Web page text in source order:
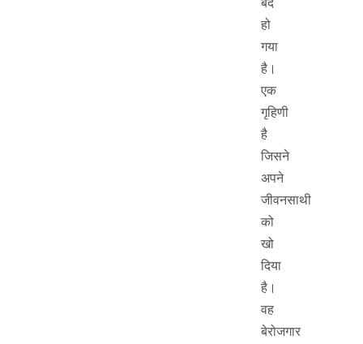
हो
गया
है।
एक
गृहिणी
है
जिसने
अपने
जीवनसाथी
को
खो
दिया
है।
वह
बेरोजगार